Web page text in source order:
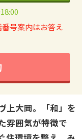
号案内はお答え
上大岡。「和」を
雰囲気が特徴で